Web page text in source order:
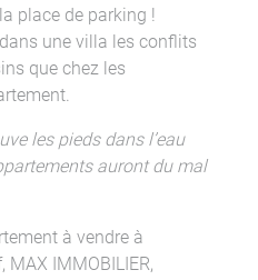
place de parking !
une villa les conflits
que chez les
les pieds dans l’eau
auront du mal
à vendre à
IMMOBILIER,